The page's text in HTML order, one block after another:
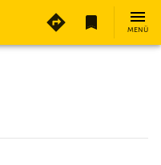
MENÜ